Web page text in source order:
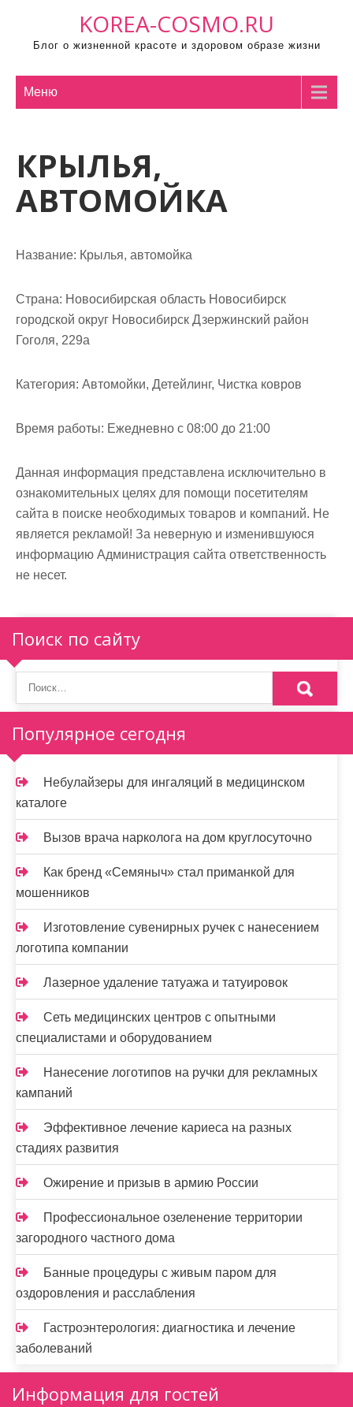
KOREA-COSMO.RU
Блог о жизненной красоте и здоровом образе жизни
Меню
КРЫЛЬЯ,
АВТОМОЙКА
Название: Крылья, автомойка
Страна: Новосибирская область Новосибирск
городской округ Новосибирск Дзержинский район
Гоголя, 229а
Категория: Автомойки, Детейлинг, Чистка ковров
Время работы: Ежедневно с 08:00 до 21:00
Данная информация представлена исключительно в
ознакомительных целях для помощи посетителям
сайта в поиске необходимых товаров и компаний. Не
является рекламой! За неверную и изменившуюся
информацию Администрация сайта ответственность
не несет.
Поиск по сайту
Популярное сегодня
Небулайзеры для ингаляций в медицинском
каталоге
Вызов врача нарколога на дом круглосуточно
Как бренд «Семяныч» стал приманкой для
мошенников
Изготовление сувенирных ручек с нанесением
логотипа компании
Лазерное удаление татуажа и татуировок
Сеть медицинских центров с опытными
специалистами и оборудованием
Нанесение логотипов на ручки для рекламных
кампаний
Эффективное лечение кариеса на разных
стадиях развития
Ожирение и призыв в армию России
Профессиональное озеленение территории
загородного частного дома
Банные процедуры с живым паром для
оздоровления и расслабления
Гастроэнтерология: диагностика и лечение
заболеваний
Информация для гостей